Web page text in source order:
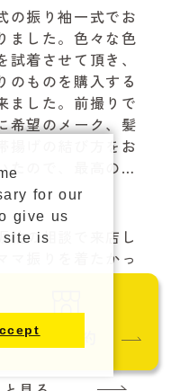
ご来店予約
の振り袖一式でお
ました。色々な色
試着させて頂き、
のものを購入する
ました。前撮りで
希望のメーク、髪
揚げの結び方をお
たので、最高の仕
きでした。お写真
顔で思ってたいた
が取れて大満足で
って下さいました
のスタッフの皆様
した
袖の相談で来店し
マ振りを着たかっ
物を新しくして購
、ありがたかった
お願いします。
for our
give us
site is